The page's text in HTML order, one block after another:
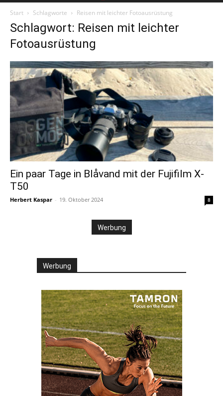
Start Schlagworte Reisen mit leichter Fotoausrüstung
Schlagwort: Reisen mit leichter
Fotoausrüstung
Ein paar Tage in Blåvand mit der Fujifilm X-
T50
Herbert Kaspar - 19. Oktober 2024 8
Werbung
Werbung